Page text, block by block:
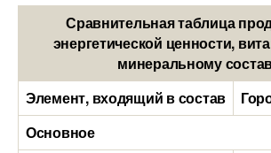
Сравнительная таблица
энергетической ценности,
минеральному
Элемент, входящий в состав
Основное